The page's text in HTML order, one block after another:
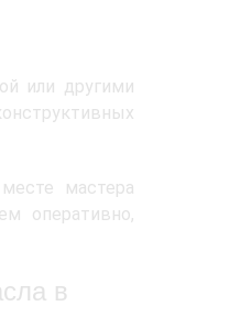
или другими
мастера
оперативно,
в